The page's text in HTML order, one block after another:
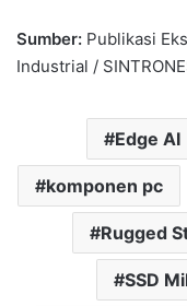
Sumber: Publikasi
Industrial /
Edge AI
komponen pc
Rugged
SSD